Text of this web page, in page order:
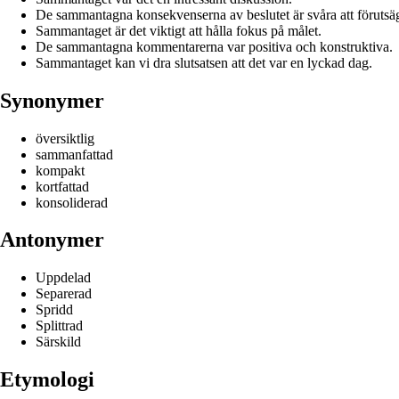
De sammantagna konsekvenserna av beslutet är svåra att
Sammantaget är det viktigt att hålla fokus på målet.
De sammantagna kommentarerna var positiva och konstruktiva.
Sammantaget kan vi dra slutsatsen att det var en lyckad dag.
Synonymer
översiktlig
sammanfattad
kompakt
kortfattad
konsoliderad
Antonymer
Uppdelad
Separerad
Spridd
Splittrad
Särskild
Etymologi